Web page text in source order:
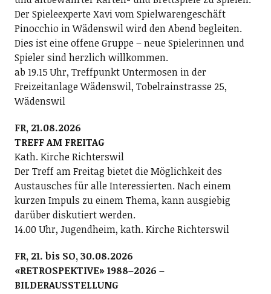
Der Spieleexperte Xavi vom Spielwarengeschäft
Pinocchio in Wädenswil wird den Abend begleiten.
Dies ist eine offene Gruppe – neue Spielerinnen und
Spieler sind herzlich willkommen.
ab 19.15 Uhr, Treffpunkt Untermosen in der
Freizeitanlage Wädenswil, Tobelrainstrasse 25,
Wädenswil
FR, 21.08.2026
TREFF AM FREITAG
Kath. Kirche Richterswil
Der Treff am Freitag bietet die Möglichkeit des
Austausches für alle Interessierten. Nach einem
kurzen Impuls zu einem Thema, kann ausgiebig
darüber diskutiert werden.
14.00 Uhr, Jugendheim, kath. Kirche Richterswil
FR, 21. bis SO, 30.08.2026
«RETROSPEKTIVE» 1988–2026 –
BILDERAUSSTELLUNG